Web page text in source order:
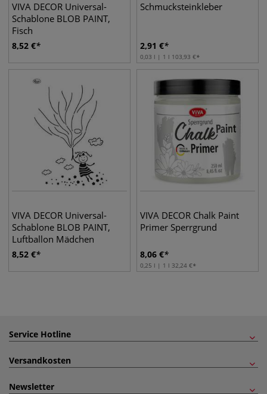
VIVA DECOR Universal-
Schablone BLOB PAINT,
Fisch
8,52 €
Schmucksteinkleber
2,91 €
0,03 l | 1 l 103,93 €
VIVA DECOR Universal-
Schablone BLOB PAINT,
Luftballon Mädchen
8,52 €
VIVA DECOR Chalk Paint
Primer Sperrgrund
8,06 €
0,25 l | 1 l 32,24 €
Service Hotline
Versandkosten
Newsletter